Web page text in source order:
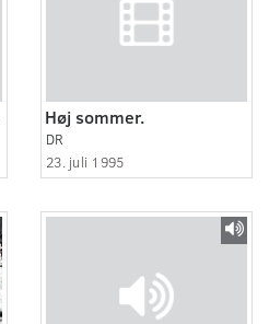
Høj sommer.
DR
23. juli 1995